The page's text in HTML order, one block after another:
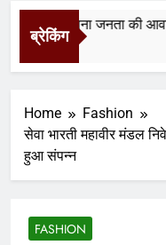
ब्रेकिंग
फिर बना जनता की आवाज,
Home
Fashion
सेवा भारती महावीर मंडल
हुआ संपन्न
FASHION